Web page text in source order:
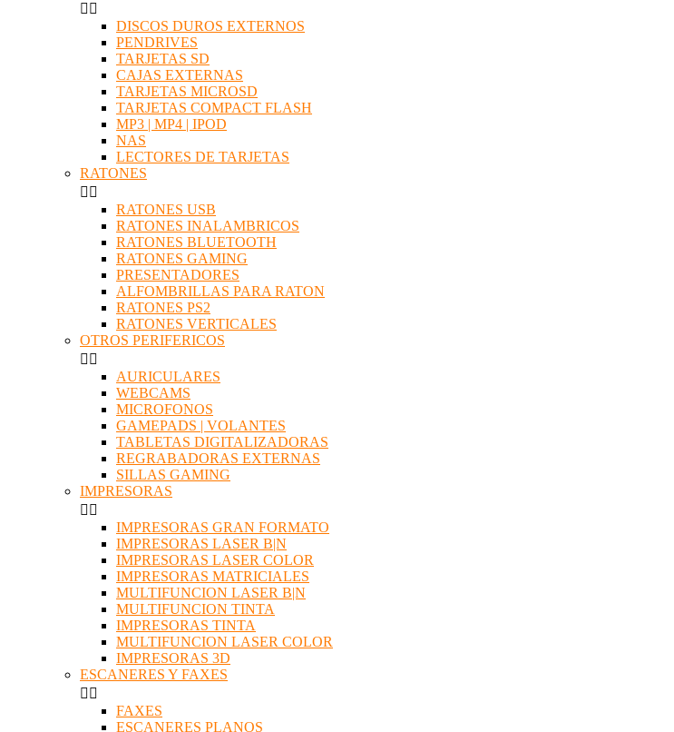
 
DISCOS DUROS EXTERNOS
PENDRIVES
TARJETAS SD
CAJAS EXTERNAS
TARJETAS MICROSD
TARJETAS COMPACT FLASH
MP3 | MP4 | IPOD
NAS
LECTORES DE TARJETAS
RATONES
 
RATONES USB
RATONES INALAMBRICOS
RATONES BLUETOOTH
RATONES GAMING
PRESENTADORES
ALFOMBRILLAS PARA RATON
RATONES PS2
RATONES VERTICALES
OTROS PERIFERICOS
 
AURICULARES
WEBCAMS
MICROFONOS
GAMEPADS | VOLANTES
TABLETAS DIGITALIZADORAS
REGRABADORAS EXTERNAS
SILLAS GAMING
IMPRESORAS
 
IMPRESORAS GRAN FORMATO
IMPRESORAS LASER B|N
IMPRESORAS LASER COLOR
IMPRESORAS MATRICIALES
MULTIFUNCION LASER B|N
MULTIFUNCION TINTA
IMPRESORAS TINTA
MULTIFUNCION LASER COLOR
IMPRESORAS 3D
ESCANERES Y FAXES
 
FAXES
ESCANERES PLANOS